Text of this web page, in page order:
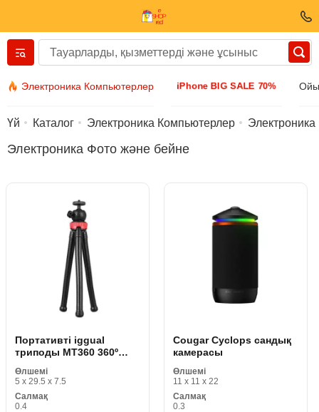
Электроника Компьютерлер iPhone BIG SALE 70%
Вернуться назад
Аксессуарлар
Бижутерия
Қол сағаттары
Үй Каталог Электроника Компьютерлер
Электроника Фото және бейне
Портативті iggual
триподы MT360 360º
Өлшемі
5 x 29.5 x 7.5
Салмақ
0.4
Cougar Cyclops сандық
камерасы
Өлшемі
11 x 11 x 22
Салмақ
0.3